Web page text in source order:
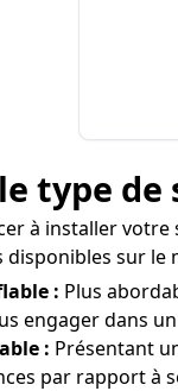
type
à installer
sur le
: Plus
engager dans
: Présentant
par rapport à